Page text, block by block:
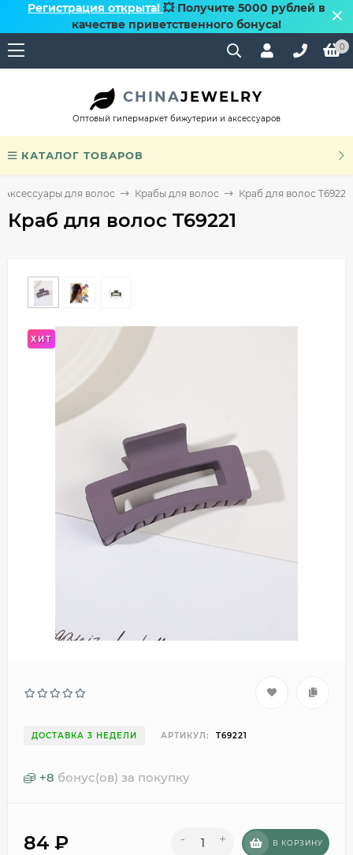
Регистрация открыта! 💥 Получите 5000 рублей в
качестве приветственного бонуса!
0
CHINAJEWELRY
Оптовый гипермаркет бижутерии и аксессуаров
КАТАЛОГ ТОВАРОВ
Аксессуары для волос Крабы для волос Краб для волос T69221
Краб для волос T69221
ХИТ
ДОСТАВКА 3 НЕДЕЛИ АРТИКУЛ: T69221
+8 бонус(ов) за покупку
84 ₽ - + В КОРЗИНУ